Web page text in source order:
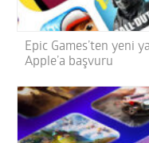
Epic Games’ten yeni
Apple’a başvuru